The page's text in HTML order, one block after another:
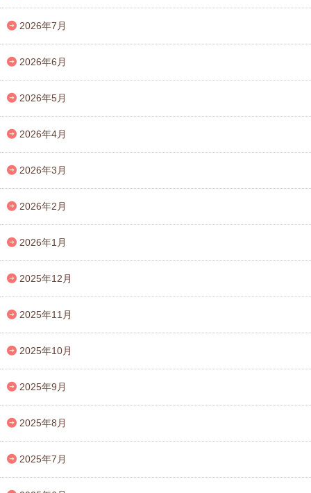
2026年7月
2026年6月
2026年5月
2026年4月
2026年3月
2026年2月
2026年1月
2025年12月
2025年11月
2025年10月
2025年9月
2025年8月
2025年7月